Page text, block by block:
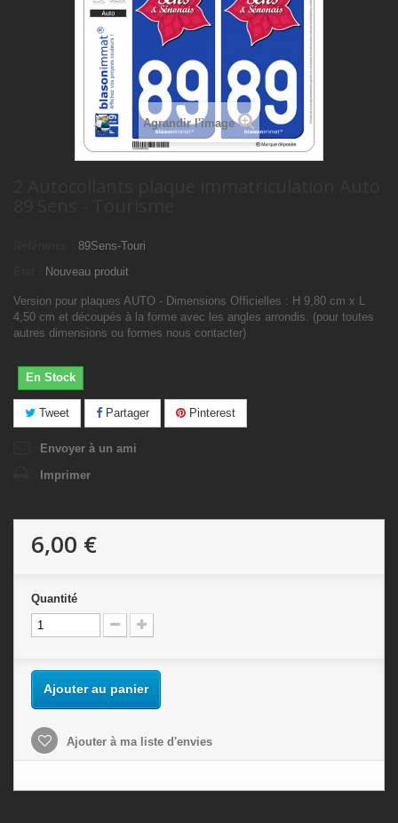
Agrandir l'image
89Sens-Touri
Nouveau produit
Version pour plaques AUTO - Dimensions Officielles : H 9,80 cm x L
4,50 cm et découpés à la forme avec les angles arrondis. (pour toutes
autres dimensions ou formes nous contacter)
En Stock
Tweet Partager Pinterest
Envoyer à un ami
Imprimer
6,00 €
Quantité
Ajouter au panier
Ajouter à ma liste d'envies